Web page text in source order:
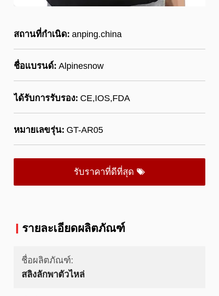
สถานที่กำเนิด: anping.china
ชื่อแบรนด์: Alpinesnow
ได้รับการรับรอง: CE,IOS,FDA
หมายเลขรุ่น: GT-AR05
รับราคาที่ดีที่สุด
รายละเอียดผลิตภัณฑ์
ชื่อผลิตภัณฑ์:
สลิงลักพาตัวไหล่